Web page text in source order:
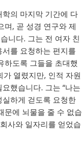
의 마지막 기간에 다
며, 곧 성경 연구와 제
니다. 그는 전 여자 친
를 요청하는 편지를
하도록 그들을 초대했
열렸지만, 인적 자원
했습니다. 그는 “나는
하게 걷도록 요청한
문에 뇌물을 줄 수 없습
사와 일자리를 얻었습